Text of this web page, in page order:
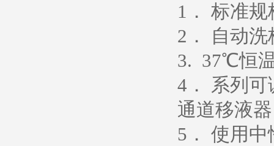
1 ． 标准
2 ． 自动
3. 37℃恒
4 ． 系列
通道移液
5 ． 使用中